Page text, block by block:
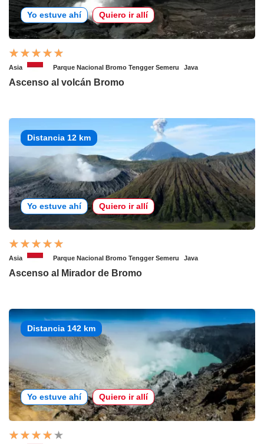
Yo estuve ahí Quiero ir allí
Asia Parque Nacional Bromo Tengger Semeru Java
Ascenso al volcán Bromo
Distancia 12 km
Yo estuve ahí Quiero ir allí
Asia Parque Nacional Bromo Tengger Semeru Java
Ascenso al Mirador de Bromo
Distancia 142 km
Yo estuve ahí Quiero ir allí